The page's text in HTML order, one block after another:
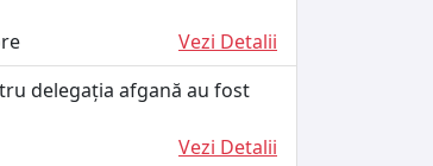
Vezi Detalii
delegația afgană au fost
Vezi Detalii